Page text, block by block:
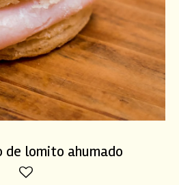
de lomito ahumado